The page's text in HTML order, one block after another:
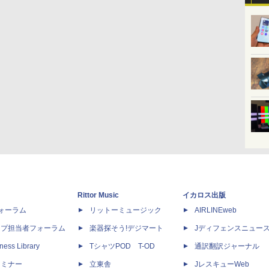
ーラム
担当者フォーラム
Library
ナー
Rittor Music
リットーミュージック
楽器探そう!デジマート
TシャツPOD T-OD
立東舎
イカロス出版
AIRLINEweb
Jディフェンスニュー
通訳翻訳ジャーナル
JレスキューWeb